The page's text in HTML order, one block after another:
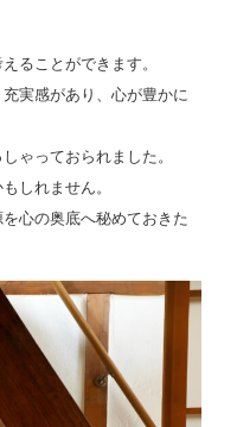
ることができます。
実感があり、心が豊かに
ゃっておられました。
しれません。
心の奥底へ秘めておきた